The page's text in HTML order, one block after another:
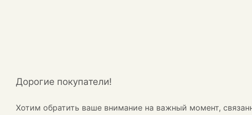
Дорогие покупатели!
Хотим обратить ваше внимание на важный момент,